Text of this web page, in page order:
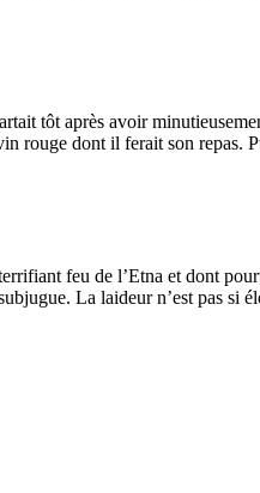
tôt après avoir
dont il ferait son repas.
feu de l’Etna et dont
La laideur n’est pas si